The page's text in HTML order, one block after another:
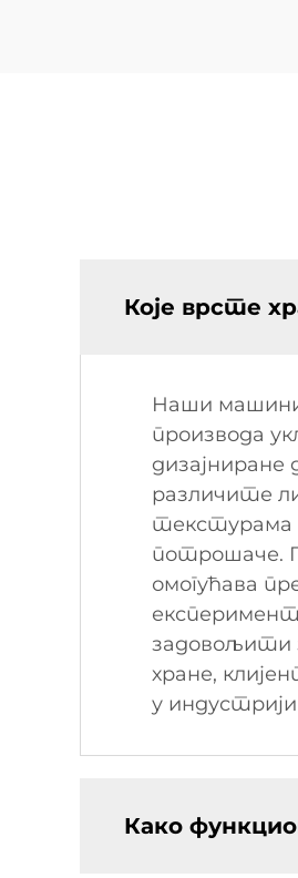
Које врсте
Наши
производа
дизајниране
различите
текстурама
потрошаче.
омогућава
задовољити
хране,
у
Како